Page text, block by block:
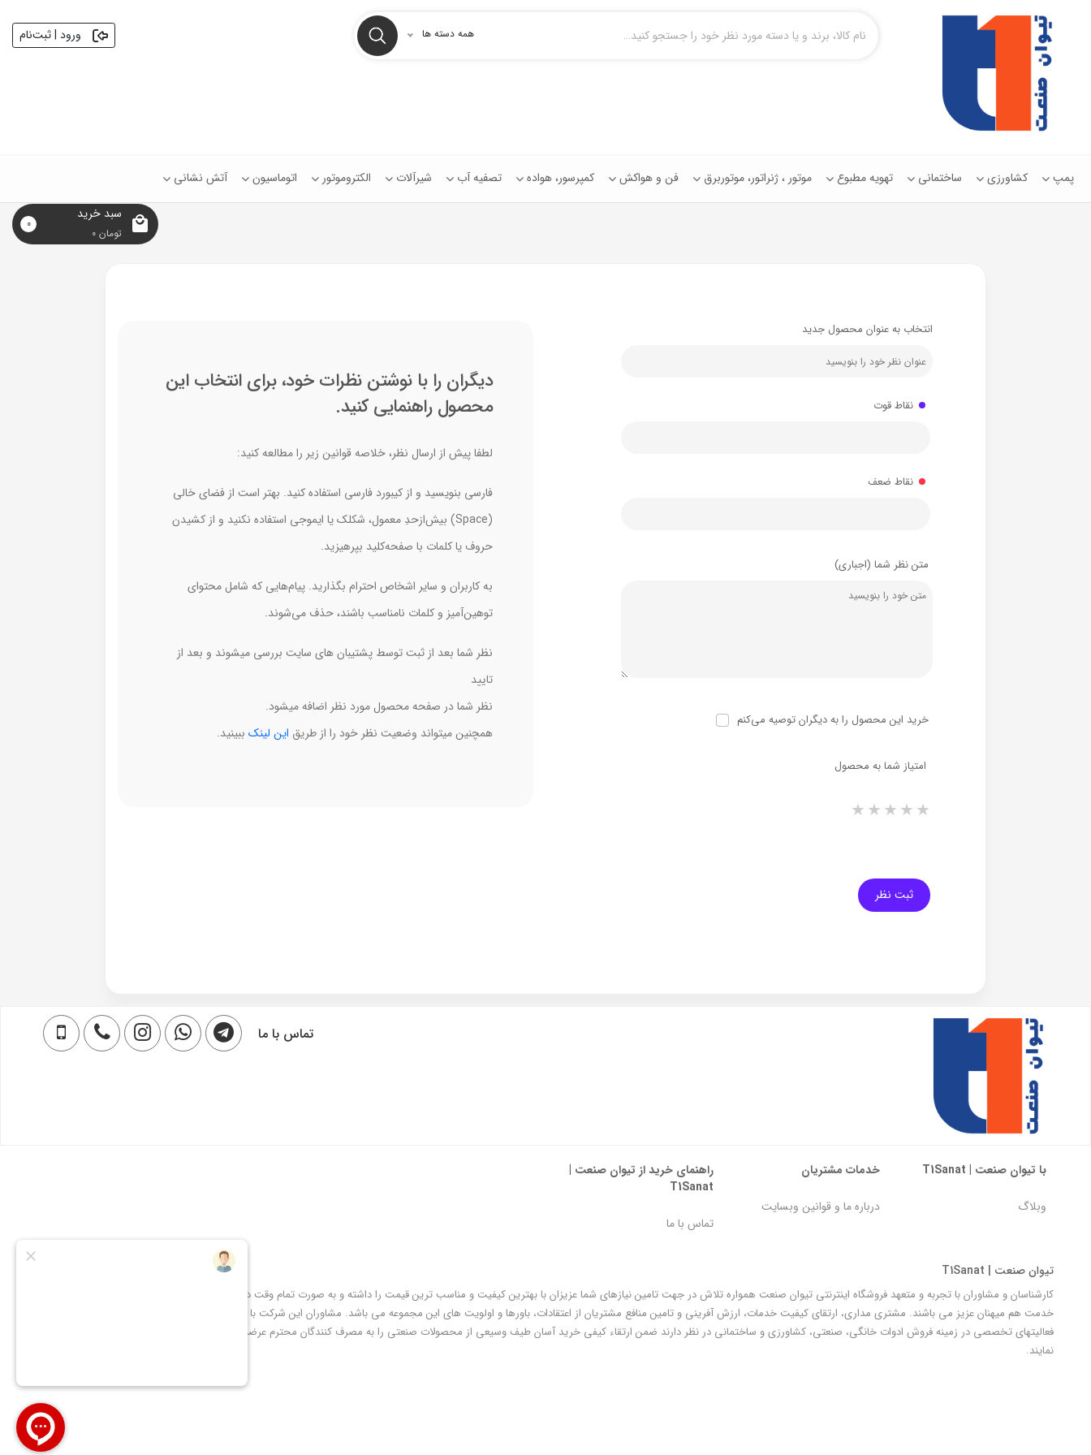
همه دسته ها ورود | ثبت‌نام
پمپ کشاورزی ساختمانی تهویه مطبوع موتور ، ژنراتور، موتوربرق فن و هواکش کمپرسور، هواده تصفیه آب شیرآلات الکتروموتور اتوماسیون
آتش نشانی
سبد خرید
0 تومان
0
انتخاب به عنوان محصول جدید
نقاط قوت
نقاط ضعف
متن نظر شما (اجباری)
خرید این محصول را به دیگران توصیه می‌کنم
امتیاز شما به محصول
5 stars
4 stars
3 stars
2 stars
ثبت نظر
دیگران را با نوشتن نظرات خود، برای انتخاب این
محصول راهنمایی کنید.
لطفا پیش از ارسال نظر، خلاصه قوانین زیر را مطالعه کنید:
فارسی بنویسید و از کیبورد فارسی استفاده کنید. بهتر است از فضای خالی
(Space) بیش‌از‌حدِ معمول، شکلک یا ایموجی استفاده نکنید و از کشیدن
حروف یا کلمات با صفحه‌کلید بپرهیزید.
به کاربران و سایر اشخاص احترام بگذارید. پیام‌هایی که شامل محتوای
توهین‌آمیز و کلمات نامناسب باشند، حذف می‌شوند.
نظر شما بعد از ثبت توسط پشتیبان های سایت بررسی میشوند و بعد از
تایید
نظر شما در صفحه محصول مورد نظر اضافه میشود.
همچنین میتواند وضعیت نظر خود را از طریق این لینک ببینید.
تماس با ما
با تیوان صنعت | T1Sanat
وبلاگ
خدمات مشتریان
درباره ما و قوانین وبسایت
راهنمای خرید از تیوان صنعت |
T1Sanat
تماس با ما
تیوان صنعت | T1Sanat
کارشناسان و مشاوران با تجربه و متعهد فروشگاه اینترنتی تیوان صنعت همواره تلاش در جهت تامین نیازهای شما عزیزان با بهترین کیفیت و مناسب ترین قیمت را داشته و به صورت تمام وقت در
خدمت هم میهنان عزیز می باشند. مشتری مداری، ارتقای کیفیت خدمات، ارزش آفرینی و تامین منافع مشتریان از اعتقادات، باورها و اولویت های این مجموعه می باشد. مشاوران این شرکت با
فعالیتهای تخصصی در زمینه فروش ادوات خانگی، صنعتی، کشاورزی و ساختمانی در نظر دارند ضمن ارتقاء کیفی خرید آسان طیف وسیعی از محصولات صنعتی را به مصرف کنندگان محترم عرضه
نمایند.